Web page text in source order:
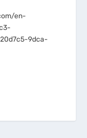
en-
9dca-